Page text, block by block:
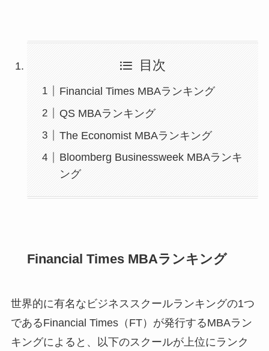
目次
Financial Times MBAランキング
QS MBAランキング
The Economist MBAランキング
Bloomberg Businessweek MBAランキ
ング
Financial Times MBAランキング
世界的に有名なビジネススクールランキングの1つ
であるFinancial Times（FT）が発行するMBAラン
キングによると、以下のスクールが上位にランク